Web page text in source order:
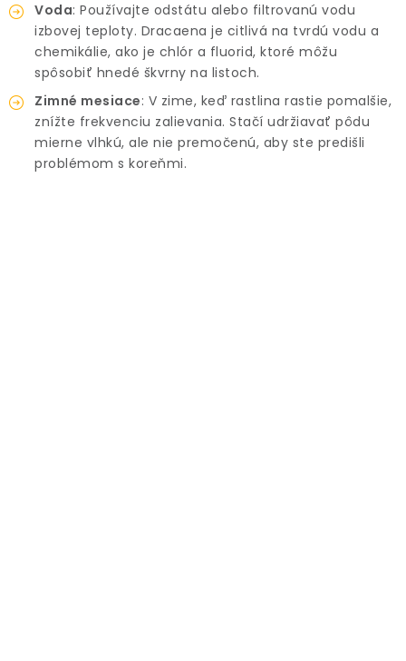
Voda: Používajte odstátu alebo filtrovanú vodu
izbovej teploty. Dracaena je citlivá na tvrdú vodu a
chemikálie, ako je chlór a fluorid, ktoré môžu
spôsobiť hnedé škvrny na listoch.
Zimné mesiace: V zime, keď rastlina rastie pomalšie,
znížte frekvenciu zalievania. Stačí udržiavať pôdu
mierne vlhkú, ale nie premočenú, aby ste predišli
problémom s koreňmi.